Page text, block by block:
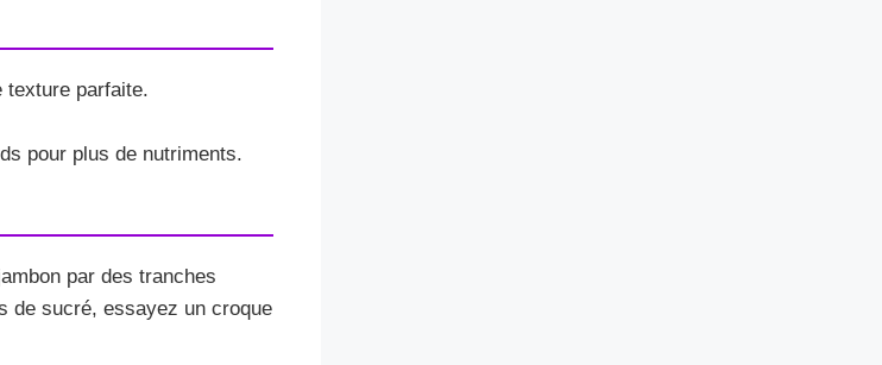
texture parfaite.
pour plus de nutriments.
par des tranches
de sucré, essayez un croque